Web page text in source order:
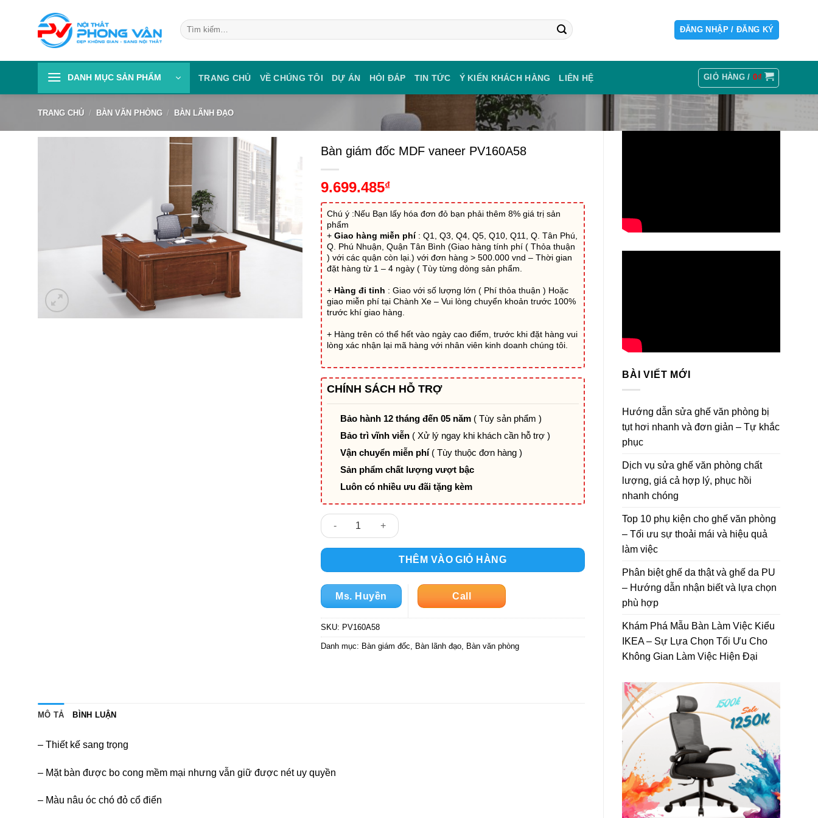
Tìm
kiếm:
ĐĂNG NHẬP / ĐĂNG KÝ
DANH MỤC SẢN PHẨM TRANG CHỦ VỀ CHÚNG TÔI DỰ ÁN HỎI ĐÁP TIN TỨC Ý KIẾN KHÁCH HÀNG LIÊN HỆ GIỎ HÀNG /0₫
TRANG CHỦ / BÀN VĂN PHÒNG / BÀN LÃNH ĐẠO
BÀI VIẾT MỚI
Hướng dẫn sửa ghế văn phòng bị
tụt hơi nhanh và đơn giản – Tự khắc
phục
Dịch vụ sửa ghế văn phòng chất
lượng, giá cả hợp lý, phục hồi
nhanh chóng
Top 10 phụ kiện cho ghế văn phòng
– Tối ưu sự thoải mái và hiệu quả
làm việc
Phân biệt ghế da thật và ghế da PU
– Hướng dẫn nhận biết và lựa chọn
phù hợp
Khám Phá Mẫu Bàn Làm Việc Kiểu
IKEA – Sự Lựa Chọn Tối Ưu Cho
Không Gian Làm Việc Hiện Đại
Bàn giám đốc MDF vaneer PV160A58
9.699.485₫
Chú ý :Nếu Bạn lấy hóa đơn đỏ bạn phải thêm 8% giá trị sản
phẩm
+ Giao hàng miễn phí: Q1, Q3, Q4, Q5, Q10, Q11, Q. Tân Phú,
Q. Phú Nhuận, Quận Tân Bình (Giao hàng tính phí ( Thỏa thuận
) với các quận còn lại.) với đơn hàng > 500.000 vnd – Thời gian
đặt hàng từ 1 – 4 ngày ( Tùy từng dòng sản phẩm.
+ Hàng đi tỉnh : Giao với số lượng lớn ( Phí thỏa thuận ) Hoặc
giao miễn phí tại Chành Xe – Vui lòng chuyển khoản trước 100%
trước khí giao hàng.
+ Hàng trên có thể hết vào ngày cao điểm, trước khi đặt hàng vui
lòng xác nhận lại mã hàng với nhân viên kinh doanh chúng tôi.
CHÍNH SÁCH HỖ TRỢ
Bảo hành 12 tháng đến 05 năm ( Tùy sản phẩm )
Bảo trì vĩnh viễn ( Xử lý ngay khi khách cần hỗ trợ )
Vận chuyển miễn phí ( Tùy thuộc đơn hàng )
Sản phẩm chất lượng vượt bậc
Luôn có nhiều ưu đãi tặng kèm
Bàn giám đốc MDF vaneer PV160A58 số lượng
THÊM VÀO GIỎ HÀNG
Ms. Huyền Call
SKU: PV160A58
Danh mục: Bàn giám đốc Bàn lãnh đạo, Bàn văn phòng
MÔ TẢ BÌNH LUẬN
– Thiết kế sang trọng
– Mặt bàn được bo cong mềm mại nhưng vẫn giữ được nét uy quyền
– Màu nâu óc chó đỏ cổ điển